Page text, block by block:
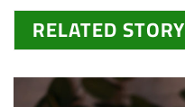
RELATED STORY